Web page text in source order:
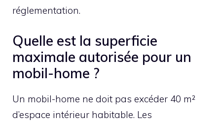
réglementation.
Quelle est la superficie
maximale autorisée pour un
mobil-home ?
Un mobil-home ne doit pas excéder 40 m²
d’espace intérieur habitable. Les